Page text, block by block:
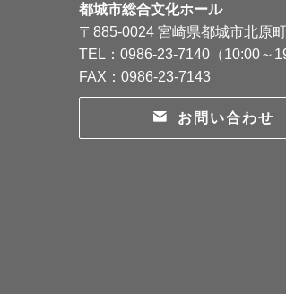
都城市総合文化ホール
〒885-0024 宮崎県都城市北原
TEL：0986-23-7140（10:00～
FAX：0986-23-7143
お問い合わせ